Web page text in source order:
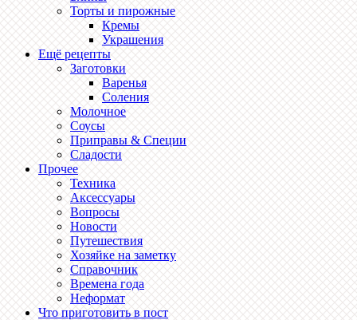
Торты и пирожные
Кремы
Украшения
Ещё рецепты
Заготовки
Варенья
Соления
Молочное
Соусы
Приправы & Специи
Сладости
Прочее
Техника
Аксессуары
Вопросы
Новости
Путешествия
Хозяйке на заметку
Справочник
Времена года
Неформат
Что приготовить в пост